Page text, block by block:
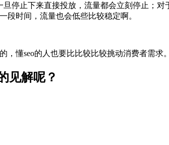
停止下来直接投放，流量都会立刻停止；
段时间，流量也会低些比较稳定啊。
懂seo的人也要比比较比较挑动消费者需求。
见解呢？